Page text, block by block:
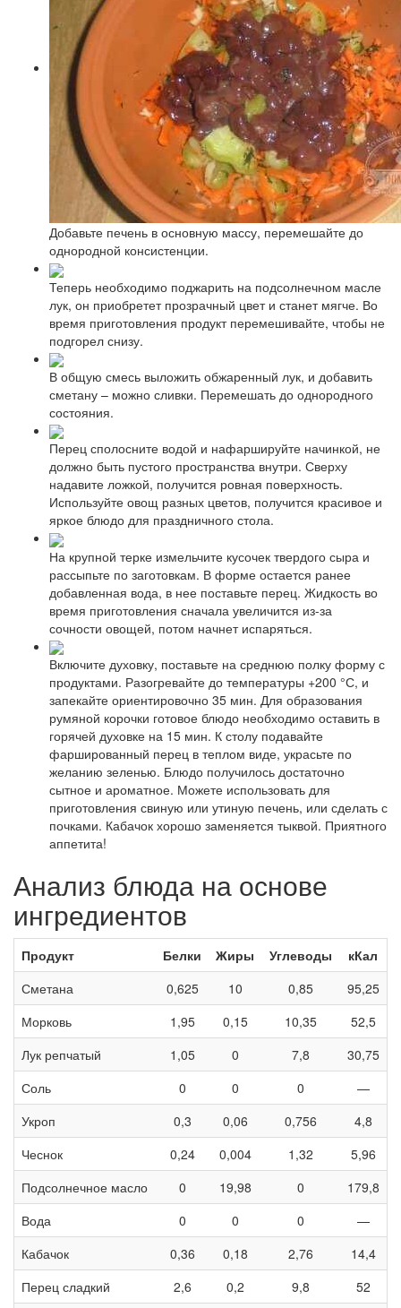
Добавьте печень в основную массу, перемешайте до
однородной консистенции.
Теперь необходимо поджарить на подсолнечном масле
лук, он приобретет прозрачный цвет и станет мягче. Во
время приготовления продукт перемешивайте, чтобы не
подгорел снизу.
В общую смесь выложить обжаренный лук, и добавить
сметану – можно сливки. Перемешать до однородного
состояния.
Перец сполосните водой и нафаршируйте начинкой, не
должно быть пустого пространства внутри. Сверху
надавите ложкой, получится ровная поверхность.
Используйте овощ разных цветов, получится красивое и
яркое блюдо для праздничного стола.
На крупной терке измельчите кусочек твердого сыра и
рассыпьте по заготовкам. В форме остается ранее
добавленная вода, в нее поставьте перец. Жидкость во
время приготовления сначала увеличится из-за
сочности овощей, потом начнет испаряться.
Включите духовку, поставьте на среднюю полку форму с
продуктами. Разогревайте до температуры +200 °С, и
запекайте ориентировочно 35 мин. Для образования
румяной корочки готовое блюдо необходимо оставить в
горячей духовке на 15 мин. К столу подавайте
фаршированный перец в теплом виде, украсьте по
желанию зеленью. Блюдо получилось достаточно
сытное и ароматное. Можете использовать для
приготовления свиную или утиную печень, или сделать с
почками. Кабачок хорошо заменяется тыквой. Приятного
аппетита!
Анализ блюда на основе
ингредиентов
Продукт Белки Жиры Углеводы
кКал
Сметана
0,625 10 0,85
95,25
Морковь
1,95 0,15 10,35
52,5
Лук репчатый
1,05 0 7,8
30,75
Соль
0 0 0
—
Укроп
0,3 0,06 0,756
4,8
Чеснок
0,24 0,004 1,32
5,96
Подсолнечное масло
0 19,98 0
179,8
Вода
0 0 0
—
Кабачок
0,36 0,18 2,76
14,4
Перец сладкий
2,6 0,2 9,8
52